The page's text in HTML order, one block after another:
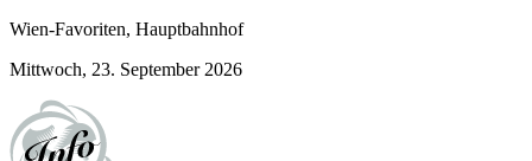
Wien-Favoriten, Hauptbahnhof
Mittwoch, 23. September 2026